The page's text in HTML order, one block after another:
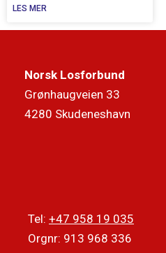
LES MER
Norsk Losforbund
Grønhaugveien 33
4280 Skudeneshavn
Tel: +47 958 19 035
Orgnr: 913 968 336